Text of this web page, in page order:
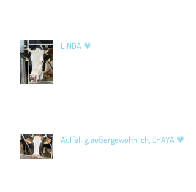
LINDA 💗
Auffällig, außergewöhnlich, CHAYA 💗